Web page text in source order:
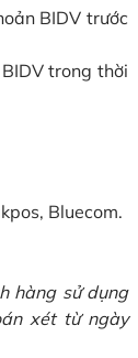
BIDV trước
trong thời
Bluecom.
hàng sử dụng
xét từ ngày